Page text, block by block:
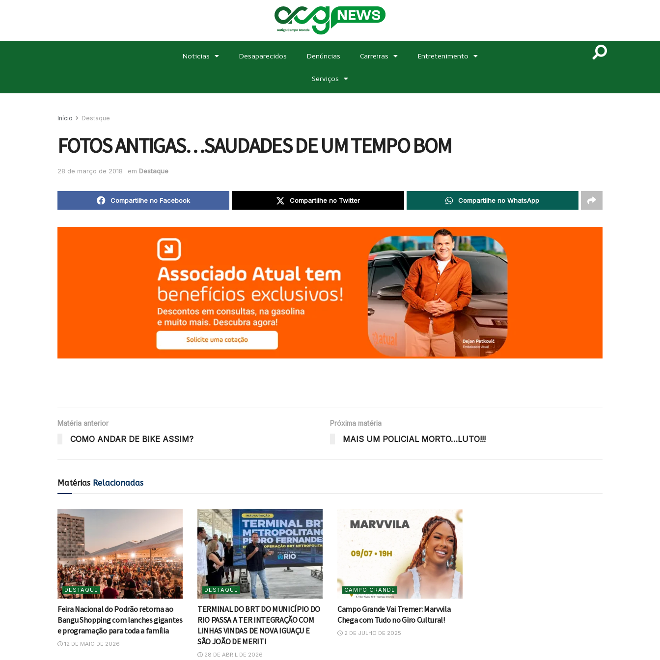
Noticias Desaparecidos Denúncias Carreiras Entretenimento
Serviços
Início Destaque
FOTOS ANTIGAS…SAUDADES DE UM TEMPO BOM
28 de março de 2018 em Destaque
Compartilhe no Facebook Compartilhe no Twitter Compartilhe no WhatsApp
Matéria anterior
COMO ANDAR DE BIKE ASSIM?
Próxima matéria
MAIS UM POLICIAL MORTO…LUTO!!!
Matérias Relacionadas
DESTAQUE
Feira Nacional do Podrão retorna ao
Bangu Shopping com lanches gigantes
e programação para toda a família
12 DE MAIO DE 2026
DESTAQUE
TERMINAL DO BRT DO MUNICÍPIO DO
RIO PASSA A TER INTEGRAÇÃO COM
LINHAS VINDAS DE NOVA IGUAÇU E
SÃO JOÃO DE MERITI
28 DE ABRIL DE 2026
CAMPO GRANDE
Campo Grande Vai Tremer: Marvvila
Chega com Tudo no Giro Cultural!
2 DE JULHO DE 2025